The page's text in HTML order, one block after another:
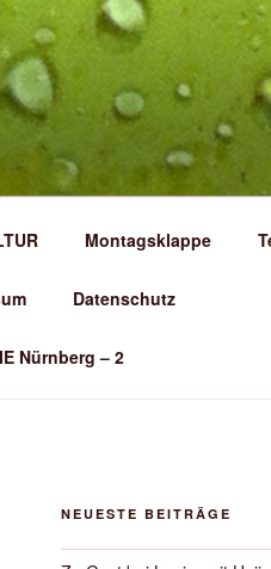
Montagsklappe
Datenschutz
Nürnberg – 2
NEUESTE BEITRÄGE